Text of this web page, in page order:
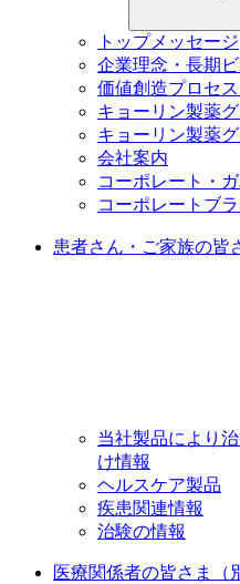
トップメッセージ
企業理念・長期
価値創造プロセ
キョーリン製薬
キョーリン製薬
会社案内
コーポレート・
コーポレートブ
患者さん・ご家族の皆
当社製品により
け情報
ヘルスケア製品
疾患関連情報
治験の情報
医療関係者の皆さま